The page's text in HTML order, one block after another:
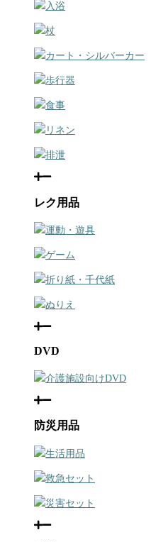
入浴
杖
カート・シルバーカー
歩行器
食事
リネン
排泄
レク用品
運動・遊具
ゲーム
折り紙・千代紙
ぬりえ
DVD
介護施設向けDVD
防災用品
生活用品
救急セット
災害セット